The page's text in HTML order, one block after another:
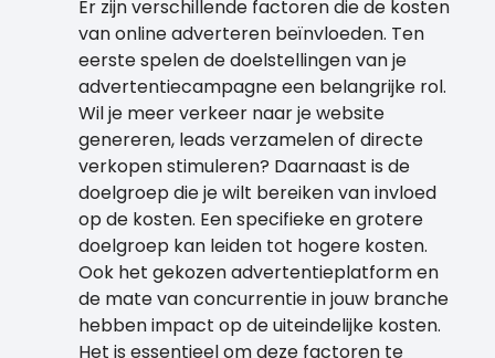
Er zijn verschillende factoren die de kosten
van online adverteren beïnvloeden. Ten
eerste spelen de doelstellingen van je
advertentiecampagne een belangrijke rol.
Wil je meer verkeer naar je website
genereren, leads verzamelen of directe
verkopen stimuleren? Daarnaast is de
doelgroep die je wilt bereiken van invloed
op de kosten. Een specifieke en grotere
doelgroep kan leiden tot hogere kosten.
Ook het gekozen advertentieplatform en
de mate van concurrentie in jouw branche
hebben impact op de uiteindelijke kosten.
Het is essentieel om deze factoren te